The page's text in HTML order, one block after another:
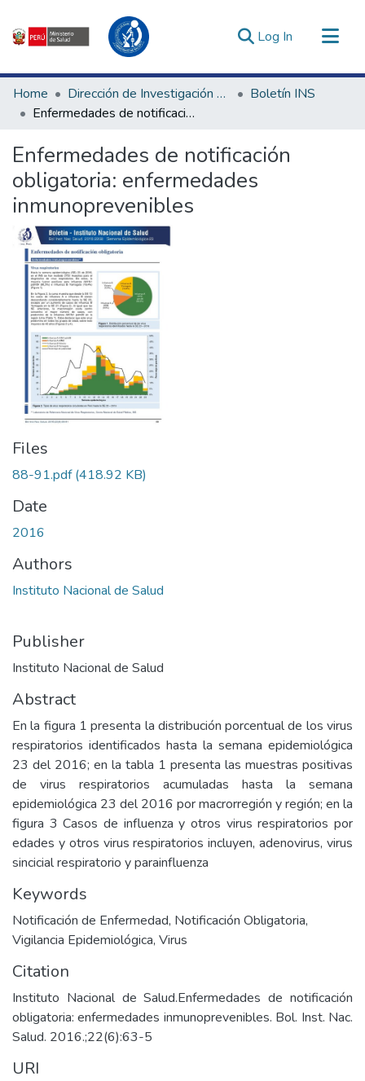
Log In (current)
Communities & Collections
All of DSpace
Estadísticas Externas
Enlaces de interés ▾
Home Dirección de Investigación e Innovación en Salud
Boletín INS
Enfermedades de notificación obligatoria: enfermedades inmunoprevenibles
Enfermedades de notificación
obligatoria: enfermedades
inmunoprevenibles
Files
88-91.pdf(418.92 KB)
Date
2016
Authors
Instituto Nacional de Salud
Publisher
Instituto Nacional de Salud
Abstract
En la figura 1 presenta la distribución porcentual de los virus
respiratorios identificados hasta la semana epidemiológica
23 del 2016; en la tabla 1 presenta las muestras positivas
de virus respiratorios acumuladas hasta la semana
epidemiológica 23 del 2016 por macrorregión y región; en la
figura 3 Casos de influenza y otros virus respiratorios por
edades y otros virus respiratorios incluyen, adenovirus, virus
sincicial respiratorio y parainfluenza
Keywords
Notificación de Enfermedad, Notificación Obligatoria,
Vigilancia Epidemiológica, Virus
Citation
Instituto Nacional de Salud.Enfermedades de notificación
obligatoria: enfermedades inmunoprevenibles. Bol. Inst. Nac.
Salud. 2016.;22(6):63-5
URI